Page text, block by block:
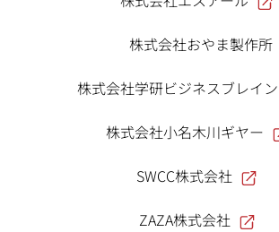
株式会社おやま製作所
株式会社学研ビジネスブレイ
株式会社小名木川ギヤー
SWCC株式会社
ZAZA株式会社